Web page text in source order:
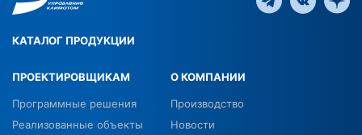
КАТАЛОГ ПРОДУКЦИИ
ПРОЕКТИРОВЩИКАМ
Программные решения
Реализованные объекты
О КОМПАНИИ
Производство
Новости